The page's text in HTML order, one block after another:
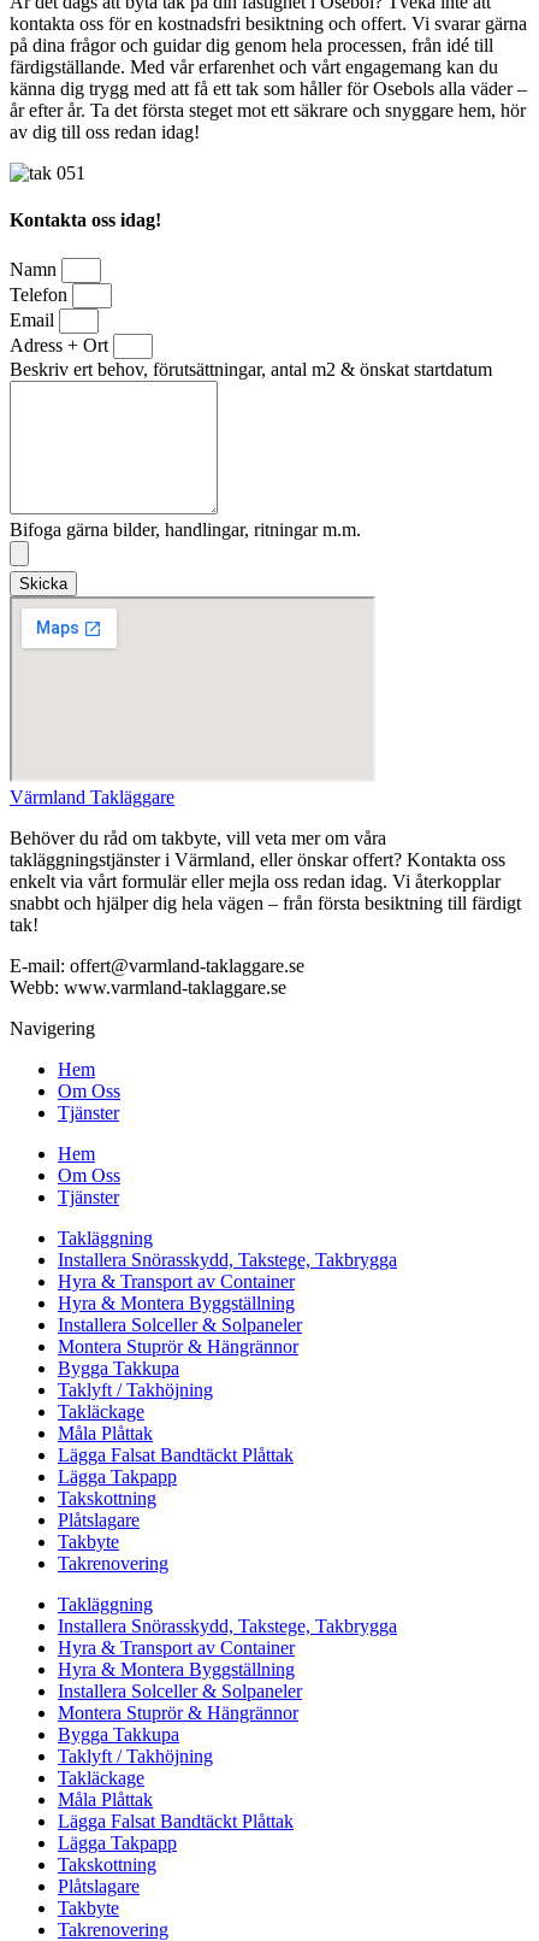
kontakta oss för en kostnadsfri besiktning och offert. Vi svarar gärna
på dina frågor och guidar dig genom hela processen, från idé till
färdigställande. Med vår erfarenhet och vårt engagemang kan du
känna dig trygg med att få ett tak som håller för Osebols alla väder –
år efter år. Ta det första steget mot ett säkrare och snyggare hem, hör
av dig till oss redan idag!
Kontakta oss idag!
Namn
Telefon
Email
Adress + Ort
Beskriv ert behov, förutsättningar, antal m2 & önskat startdatum
Bifoga gärna bilder, handlingar, ritningar m.m.
Skicka
Värmland Takläggare
Behöver du råd om takbyte, vill veta mer om våra
takläggningstjänster i Värmland, eller önskar offert? Kontakta oss
enkelt via vårt formulär eller mejla oss redan idag. Vi återkopplar
snabbt och hjälper dig hela vägen – från första besiktning till färdigt
tak!
E-mail: offert@varmland-taklaggare.se
Webb: www.varmland-taklaggare.se
Navigering
Hem
Om Oss
Tjänster
Hem
Om Oss
Tjänster
Takläggning
Installera Snörasskydd, Takstege, Takbrygga
Hyra & Transport av Container
Hyra & Montera Byggställning
Installera Solceller & Solpaneler
Montera Stuprör & Hängrännor
Bygga Takkupa
Taklyft / Takhöjning
Takläckage
Måla Plåttak
Lägga Falsat Bandtäckt Plåttak
Lägga Takpapp
Takskottning
Plåtslagare
Takbyte
Takrenovering
Takläggning
Installera Snörasskydd, Takstege, Takbrygga
Hyra & Transport av Container
Hyra & Montera Byggställning
Installera Solceller & Solpaneler
Montera Stuprör & Hängrännor
Bygga Takkupa
Taklyft / Takhöjning
Takläckage
Måla Plåttak
Lägga Falsat Bandtäckt Plåttak
Lägga Takpapp
Takskottning
Plåtslagare
Takbyte
Takrenovering